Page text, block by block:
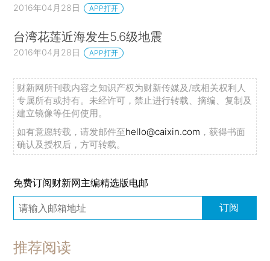
2016年04月28日 APP打开
台湾花莲近海发生5.6级地震
2016年04月28日 APP打开
财新网所刊载内容之知识产权为财新传媒及/或相关权利人
专属所有或持有。未经许可，禁止进行转载、摘编、复制及
建立镜像等任何使用。
如有意愿转载，请发邮件至hello@caixin.com ，获得书面
确认及授权后，方可转载。
免费订阅财新网主编精选版电邮
订阅
推荐阅读